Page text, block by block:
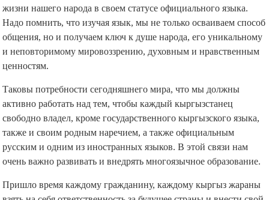
жизни нашего народа в своем статусе официального языка.
Надо помнить, что изучая язык, мы не только осваиваем способ
общения, но и получаем ключ к душе народа, его уникальному
и неповторимому мировоззрению, духовным и нравственным
ценностям.
Таковы потребности сегодняшнего мира, что мы должны
активно работать над тем, чтобы каждый кыргызстанец
свободно владел, кроме государственного кыргызского языка,
также и своим родным наречием, а также официальным
русским и одним из иностранных языков. В этой связи нам
очень важно развивать и внедрять многоязычное образование.
Пришло время каждому гражданину, каждому кыргыз жараны